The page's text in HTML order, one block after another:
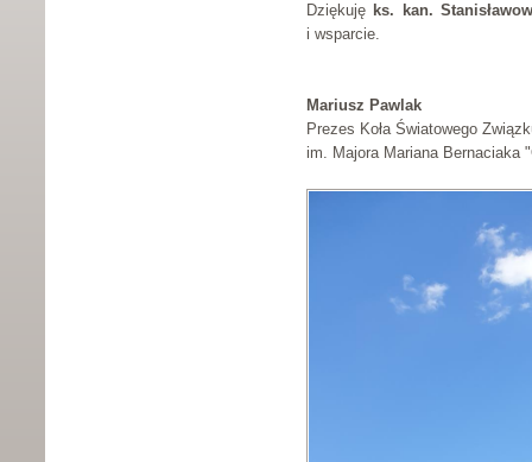
Dziękuję ks. kan.
i wsparcie.
Mariusz Pawlak
Prezes Koła Światowego
im. Majora Mariana Bernaciaka